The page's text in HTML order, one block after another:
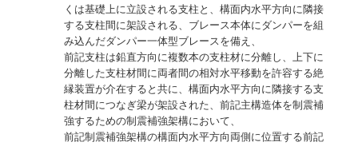
くは基礎上に立設される支柱と、構面内水平方向に隣接
する支柱間に架設される、ブレース本体にダンパーを組
み込んだダンパー一体型ブレースを備え、
前記支柱は鉛直方向に複数本の支柱材に分離し、上下に
分離した支柱材間に両者間の相対水平移動を許容する絶
縁装置が介在すると共に、構面内水平方向に隣接する支
柱材間につなぎ梁が架設された、前記主構造体を制震補
強するための制震補強架構において、
前記制震補強架構の構面内水平方向両側に位置する前記